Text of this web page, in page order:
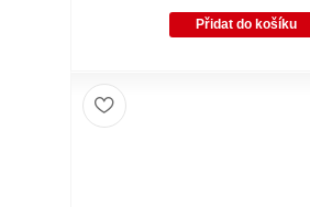
Přidat do košíku